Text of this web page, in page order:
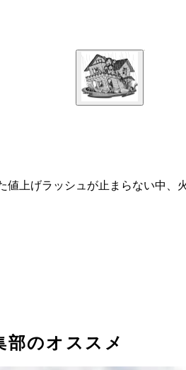
上げラッシュが止まらない中
部のオススメ